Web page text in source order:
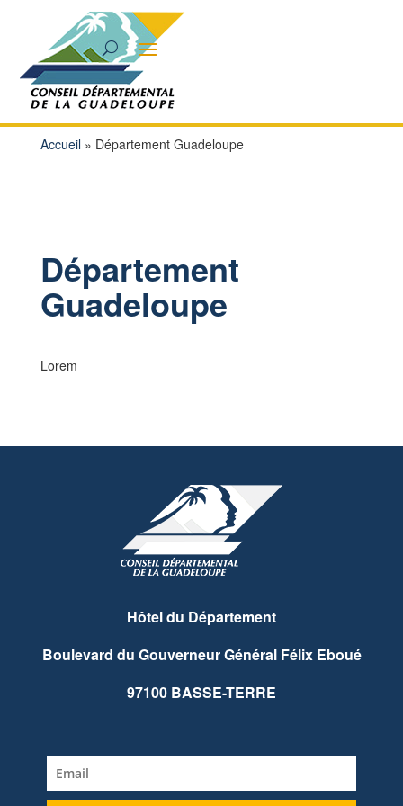
Accueil» Département Guadeloupe
Département
Guadeloupe
Lorem
Hôtel du Département
Boulevard du Gouverneur Général Félix Eboué
97100 BASSE-TERRE